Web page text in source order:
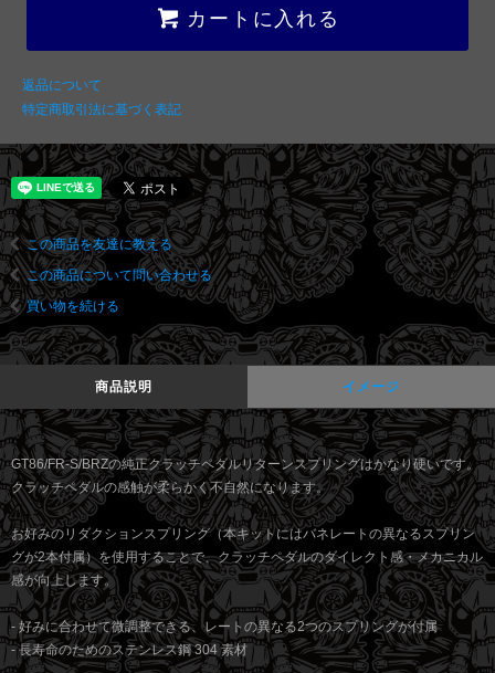
カートに入れる
返品について
特定商取引法に基づく表記
この商品を友達に教える
この商品について問い合わせる
買い物を続ける
商品説明 イメージ
GT86/FR-S/BRZの純正クラッチペダルリターンスプリングはかなり硬いです。
クラッチペダルの感触が柔らかく不自然になります。
お好みのリダクションスプリング（本キットにはバネレートの異なるスプリン
グが2本付属）を使用することで、クラッチペダルのダイレクト感・メカニカル
感が向上します。
- 好みに合わせて微調整できる、レートの異なる2つのスプリングが付属
- 長寿命のためのステンレス鋼 304 素材